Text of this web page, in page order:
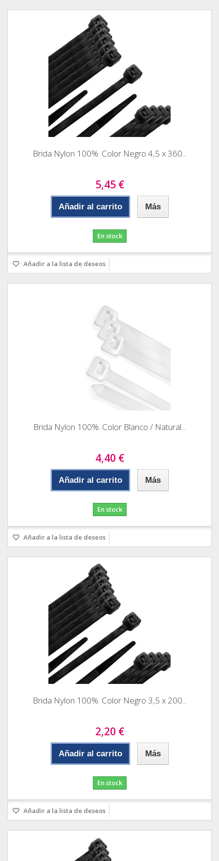
Brida Nylon 100%. Color Negro 4,5 x 360...
5,45 €
Añadir al carrito Más
En stock
Añadir a la lista de deseos
Brida Nylon 100%. Color Blanco / Natural...
4,40 €
Añadir al carrito Más
En stock
Añadir a la lista de deseos
Brida Nylon 100%. Color Negro 3,5 x 200...
2,20 €
Añadir al carrito Más
En stock
Añadir a la lista de deseos